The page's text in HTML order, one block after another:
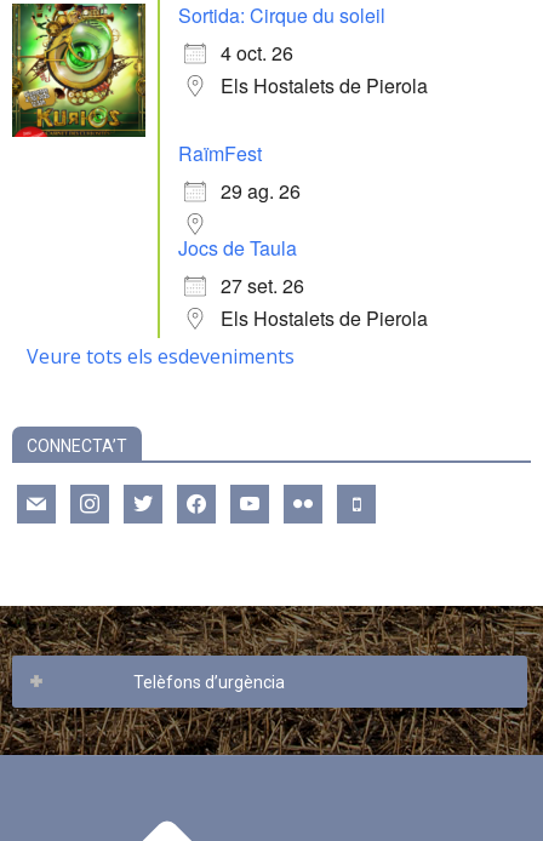
Sortida: Cirque du soleil
4 oct. 26
Els Hostalets de Pierola
RaïmFest
29 ag. 26
Jocs de Taula
27 set. 26
Els Hostalets de Pierola
Veure tots els esdeveniments
CONNECTA’T
mail instagramtwitter facebookyoutube flickr mobile
Telèfons d’urgència